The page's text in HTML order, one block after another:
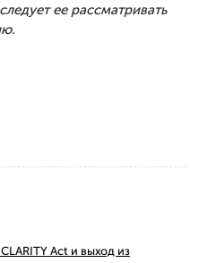
ее рассматривать
Act и выход из